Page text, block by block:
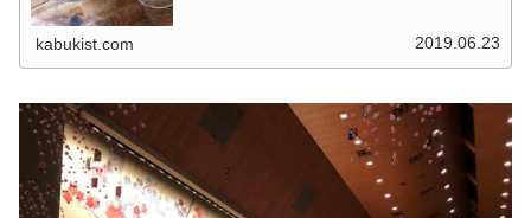
kabukist.com 2019.06.23